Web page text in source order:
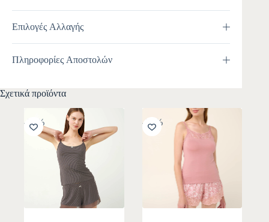
Επιλογές Αλλαγής
Πληροφορίες Αποστολών
Σχετικά προϊόντα
-30% -30%